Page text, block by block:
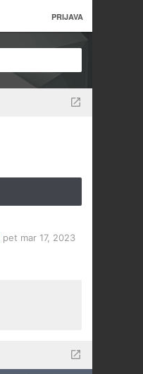
PRIJAVA
pet mar 17, 2023